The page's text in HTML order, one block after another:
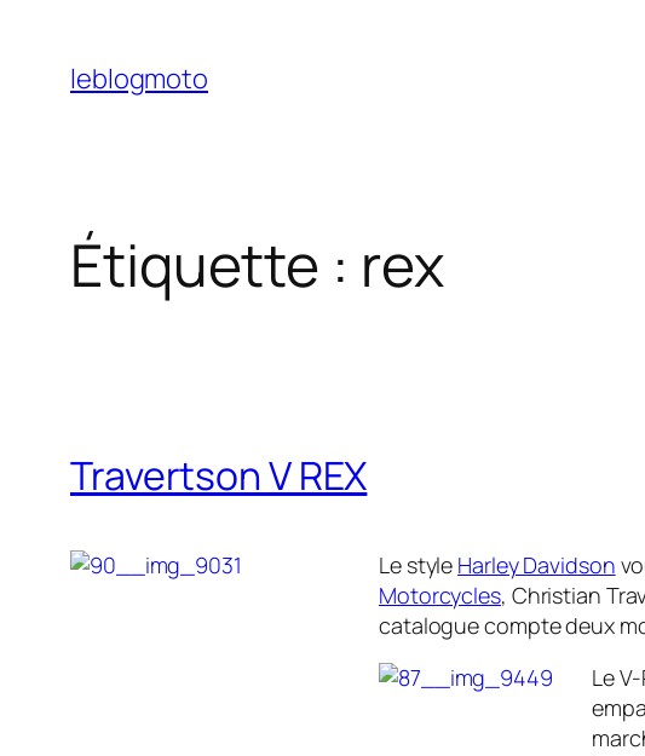
contenu
leblogmoto
Étiquette : rex
Travertson V REX
Le style Harley Davidson
Motorcycles, Christian
catalogue compte deux
Le